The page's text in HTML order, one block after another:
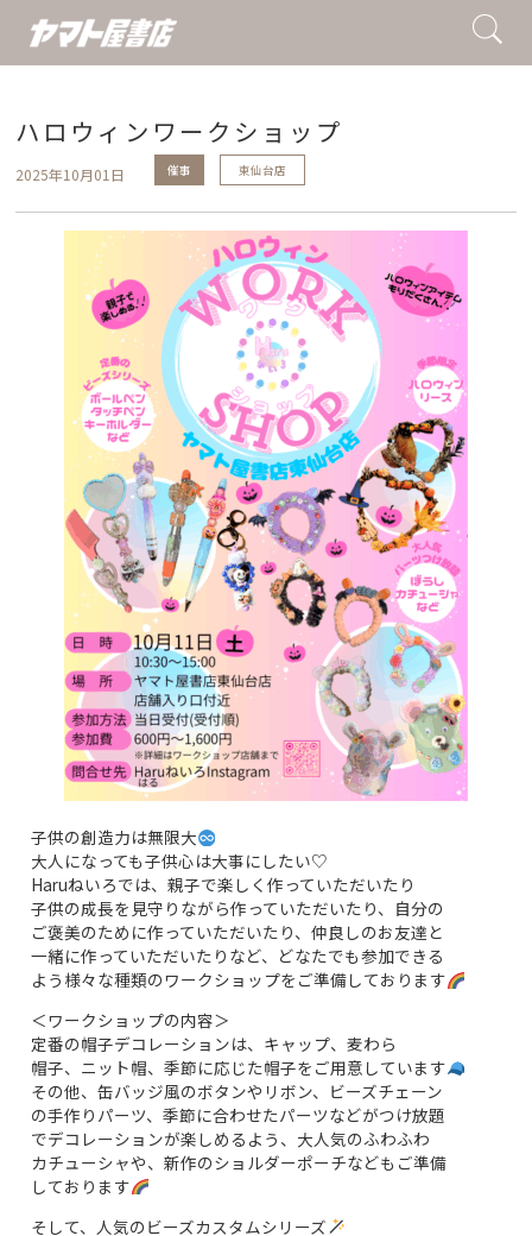
ハロウィンワークショップ
2025年10月01日 催事 東仙台店
子供の創造力は無限大
大人になっても子供心は大事にしたい♡
Haruねいろでは、親子で楽しく作っていただいたり
子供の成長を見守りながら作っていただいたり、自分の
ご褒美のために作っていただいたり、仲良しのお友達と
一緒に作っていただいたりなど、どなたでも参加できる
よう様々な種類のワークショップをご準備しております
＜ワークショップの内容＞
定番の帽子デコレーションは、キャップ、麦わら
帽子、ニット帽、季節に応じた帽子をご用意しています
その他、缶バッジ風のボタンやリボン、ビーズチェーン
の手作りパーツ、季節に合わせたパーツなどがつけ放題
でデコレーションが楽しめるよう、大人気のふわふわ
カチューシャや、新作のショルダーポーチなどもご準備
しております
そして、人気のビーズカスタムシリーズ